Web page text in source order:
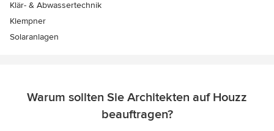
Klär- & Abwassertechnik
Klempner
Solaranlagen
Warum sollten Sie Architekten auf Houzz
beauftragen?